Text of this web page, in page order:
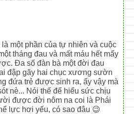
một phần của tự nhiên và cuộc
tháng đau và mất máu hết mấy
Đa số đàn bà một đời đau
đập gãy hai chục xương sườn
đứa trẻ được sinh ra, ấy vậy mà
nè... Nói thế để hiểu sức chịu
được đời nôm na coi là Phái
lực hơi yếu, có sao đâu 😉